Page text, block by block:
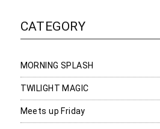
CATEGORY
MORNING SPLASH
TWILIGHT MAGIC
Meets up Friday